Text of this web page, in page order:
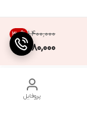
۱٬۴۰۰٬۰۰۰ 30%
980,000
پروفایل